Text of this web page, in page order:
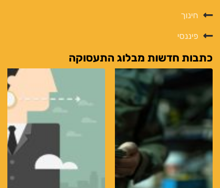
כתבות חדשות מבלוג התעסוקה
חינוך
פיננסי